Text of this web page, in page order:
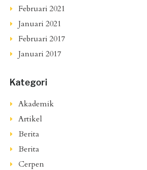
Februari 2021
Januari 2021
Februari 2017
Januari 2017
Kategori
Akademik
Artikel
Berita
Berita
Cerpen